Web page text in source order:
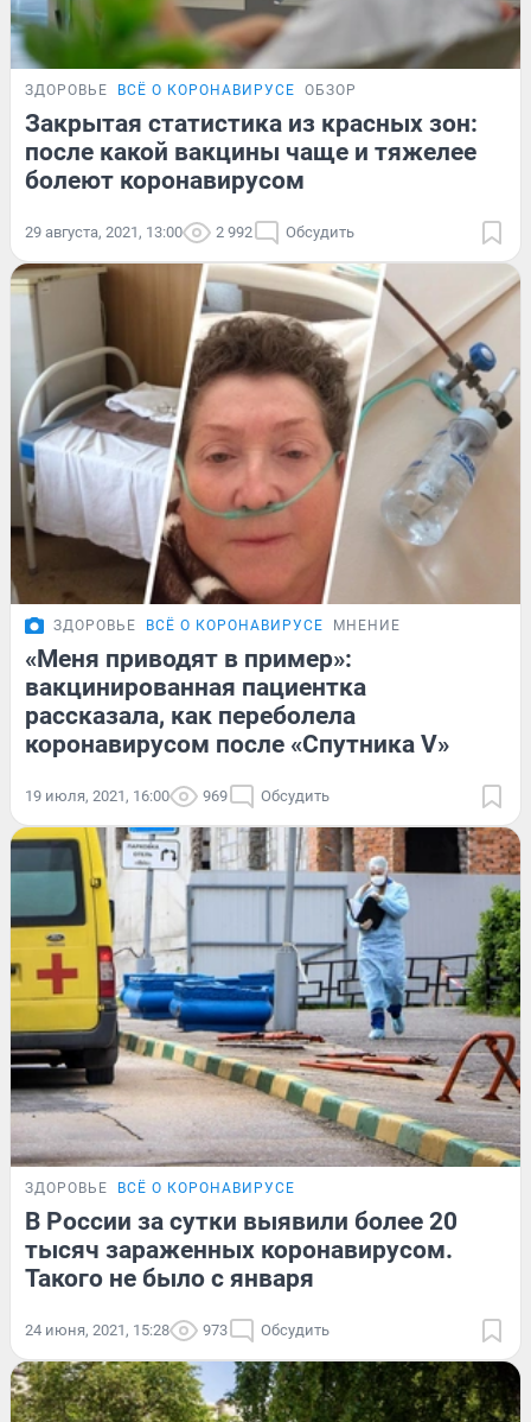
ЗДОРОВЬЕ ВСЁ О КОРОНАВИРУСЕ ОБЗОР
Закрытая статистика из красных зон:
после какой вакцины чаще и тяжелее
болеют коронавирусом
29 августа, 2021, 13:00 2 992 Обсудить
ЗДОРОВЬЕ ВСЁ О КОРОНАВИРУСЕ МНЕНИЕ
«Меня приводят в пример»:
вакцинированная пациентка
рассказала, как переболела
коронавирусом после «Спутника V»
19 июля, 2021, 16:00 969 Обсудить
ЗДОРОВЬЕ ВСЁ О КОРОНАВИРУСЕ
В России за сутки выявили более 20
тысяч зараженных коронавирусом.
Такого не было с января
24 июня, 2021, 15:28 973 Обсудить